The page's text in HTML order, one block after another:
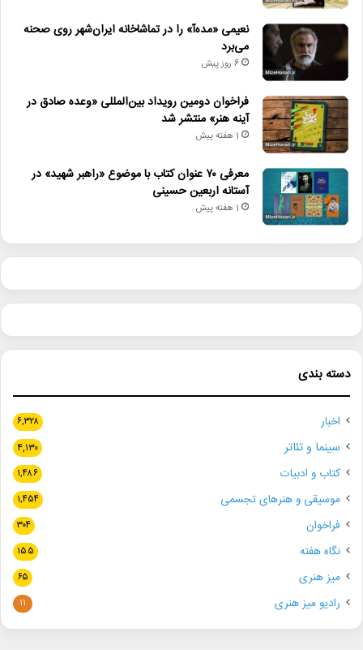
نعیمی «مده‌آ» را در تماشاخانه ایران‌شهر روی صحنه
می‌برد
6 روز پیش
فراخوان دومین رویداد بین‌المللی «وعده صادق در
آینه هنر» منتشر شد
1 هفته پیش
معرفی ۷۰ عنوان کتاب با موضوع «راهبر شهید» در
آستانه اربعین حسینی
1 هفته پیش
دسته بندی
اخبار ۶,۳۲۸
سینما و تئاتر ۴,۱۳۰
کتاب و ادبیات ۱,۴۸۶
موسیقی و هنرهای تجسمی ۱,۴۵۴
فراخوان ۳۰۴
نگاه هفته ۱۵۵
میز هنری ۶۵
رادیو میز هنری ۱۱